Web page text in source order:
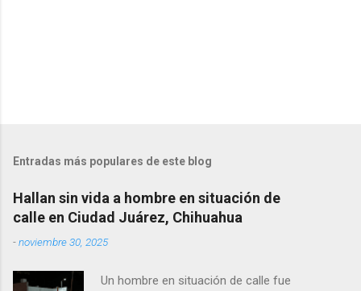
Entradas más populares de este blog
Hallan sin vida a hombre en situación de
calle en Ciudad Juárez, Chihuahua
-noviembre 30, 2025
Un hombre en situación de calle fue